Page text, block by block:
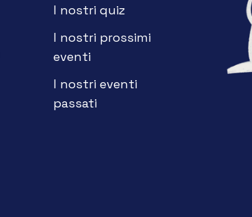
I nostri quiz
I nostri prossimi
eventi
I nostri eventi
passati